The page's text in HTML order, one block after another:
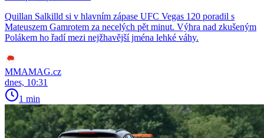
Quillan Salkilld si v hlavním zápase UFC Vegas 120 poradil s
Mateuszem Gamrotem za necelých pět minut. Výhra nad zkušeným
Polákem ho řadí mezi nejžhavější jména lehké váhy.
MMAMAG.cz
dnes, 10:31
1 min